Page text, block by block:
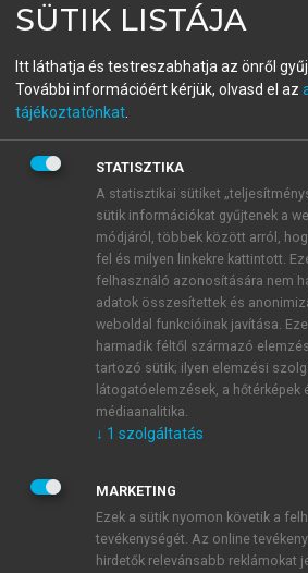
fiókoddal,vagy hozz
A regisztráció után apróbaidőszak
BELÉPÉS SAJÁT
ÚJ FIÓK LÉTREHOZÁSA
1 óra díjmentes hozzáférés
E-MAIL-CÍM
JELSZÓ
JELSZÓ ÚJRA
SÜTIK LISTÁJA
Itt láthatja és testreszabhatja az önről
További információért kérjük, olvasd el az
tájékoztatónkat
STATISZTIKA
A statisztikai sütiket
sütik információkat gyűjtenek a
módjáról, többek között arról,
fel és milyen linkekre kattintott.
felhasználó azonosítására nem
adatok összesítettek és
weboldal funkcióinak javítása.
harmadik féltől származó
tartozó sütik; ilyen elemzési
látogatóelemzések, a hőtérképek
médiaanalitika.
↓ 1 szolgáltatás
MARKETING
Ezek a sütik nyomon követik a
tevékenységét. Az online
hirdetők relevánsabb reklámokat